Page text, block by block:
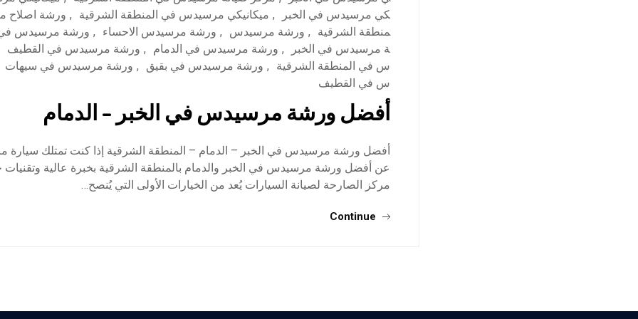
كي مرسيدس في الخبر
, ميكانيكي مرسيدس في المنطقة الشرقية , ورشة اصلاح
منطقة الشرقية
, ورشة مرسيدس , ورشة مرسيدس الاحساء , ورشة مرسيدس في
ة مرسيدس في الخبر
, ورشة مرسيدس في الدمام , ورشة مرسيدس في القطيف
س في المنطقة الشرقية
, ورشة مرسيدس في بقيق , ورشة مرسيدس في سيهات
س في القطيف
أفضل ورشة مرسيدس في الخبر – الدمام
أفضل ورشة مرسيدس في الخبر – الدمام – المنطقة الشرقية إذا كنت تمتلك
عن أفضل ورشة مرسيدس في الخبر والدمام بالمنطقة الشرقية بخبرة عالية وتقنيات
مركز الصارحة لصيانة السيارات يُعد من الخيارات الأولى التي يُنصح…
Continue